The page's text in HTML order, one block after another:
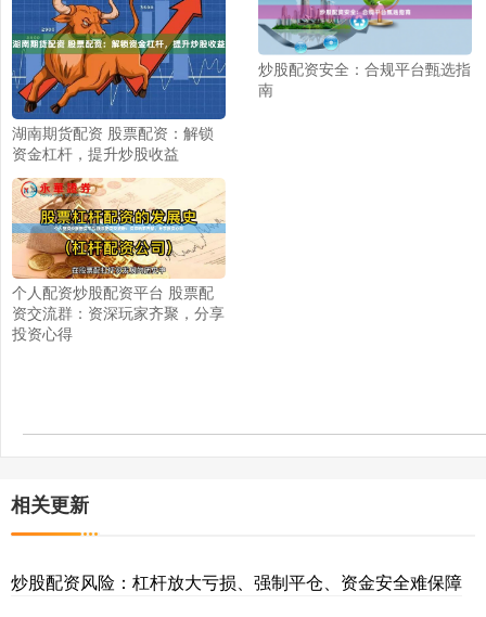
湖南期货配资 股票配资：解锁
资金杠杆，提升炒股收益
炒股配资安全：合规平台甄选指
南
个人配资炒股配资平台 股票配
资交流群：资深玩家齐聚，分享
投资心得
相关更新
炒股配资风险：杠杆放大亏损、强制平仓、资金安全难保障